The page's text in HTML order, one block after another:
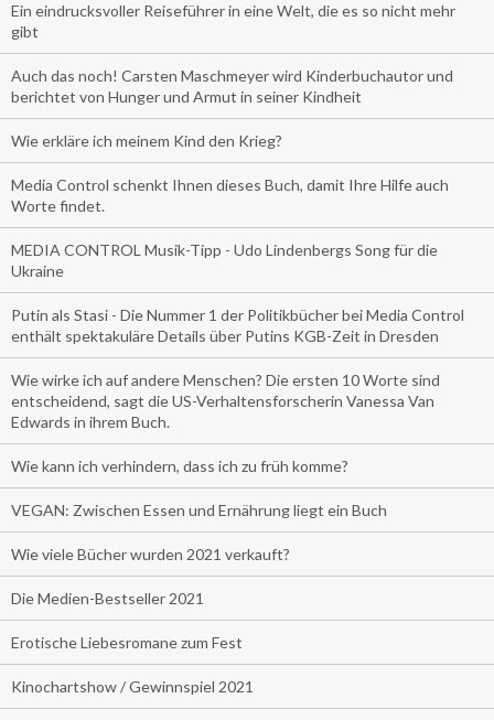
Ein eindrucksvoller Reiseführer in eine Welt, die es so nicht mehr
gibt
Auch das noch! Carsten Maschmeyer wird Kinderbuchautor und
berichtet von Hunger und Armut in seiner Kindheit
Wie erkläre ich meinem Kind den Krieg?
Media Control schenkt Ihnen dieses Buch, damit Ihre Hilfe auch
Worte findet.
MEDIA CONTROL Musik-Tipp - Udo Lindenbergs Song für die
Ukraine
Putin als Stasi - Die Nummer 1 der Politikbücher bei Media Control
enthält spektakuläre Details über Putins KGB-Zeit in Dresden
Wie wirke ich auf andere Menschen? Die ersten 10 Worte sind
entscheidend, sagt die US-Verhaltensforscherin Vanessa Van
Edwards in ihrem Buch.
Wie kann ich verhindern, dass ich zu früh komme?
VEGAN: Zwischen Essen und Ernährung liegt ein Buch
Wie viele Bücher wurden 2021 verkauft?
Die Medien-Bestseller 2021
Erotische Liebesromane zum Fest
Kinochartshow / Gewinnspiel 2021